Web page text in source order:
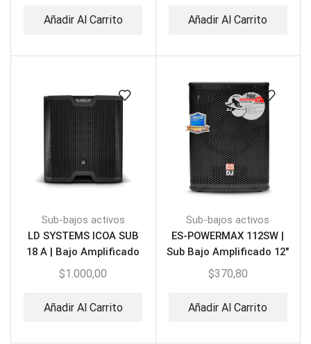
Añadir Al Carrito Añadir Al Carrito
Sub-bajos activos
LD SYSTEMS ICOA SUB
18 A | Bajo Amplificado
18″
$1.000,00
Añadir Al Carrito
Sub-bajos activos
ES-POWERMAX 112SW |
Sub Bajo Amplificado 12″
$370,80
Añadir Al Carrito